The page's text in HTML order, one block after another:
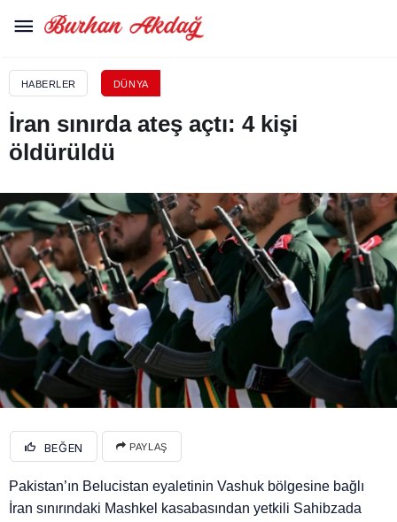
HABERLER DÜNYA
İran sınırda ateş açtı: 4 kişi
öldürüldü
BEĞEN PAYLAŞ
Pakistan’ın Belucistan eyaletinin Vashuk bölgesine bağlı
İran sınırındaki Mashkel kasabasından yetkili Sahibzada